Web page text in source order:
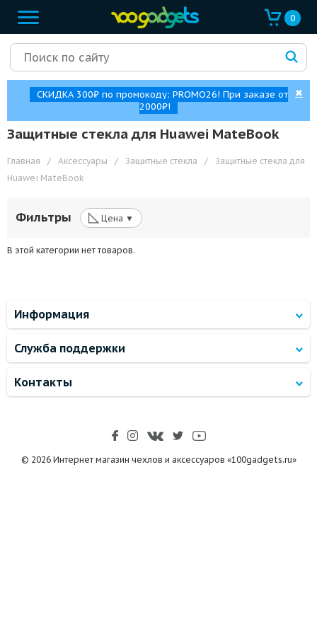
0
СКИДКА 300₽ по промокоду: PROMO26! При заказе от
2000₽!
✖
Защитные стекла для Huawei MateBook
Главная / Аксессуары / Защитные стекла /
Защитные стекла для
Huawei MateBook
Фильтры ◺ Цена ▼
В этой категории нет товаров.
Информация
Служба поддержки
Контакты
© 2026 Интернет магазин чехлов и аксессуаров «100gadgets.ru»